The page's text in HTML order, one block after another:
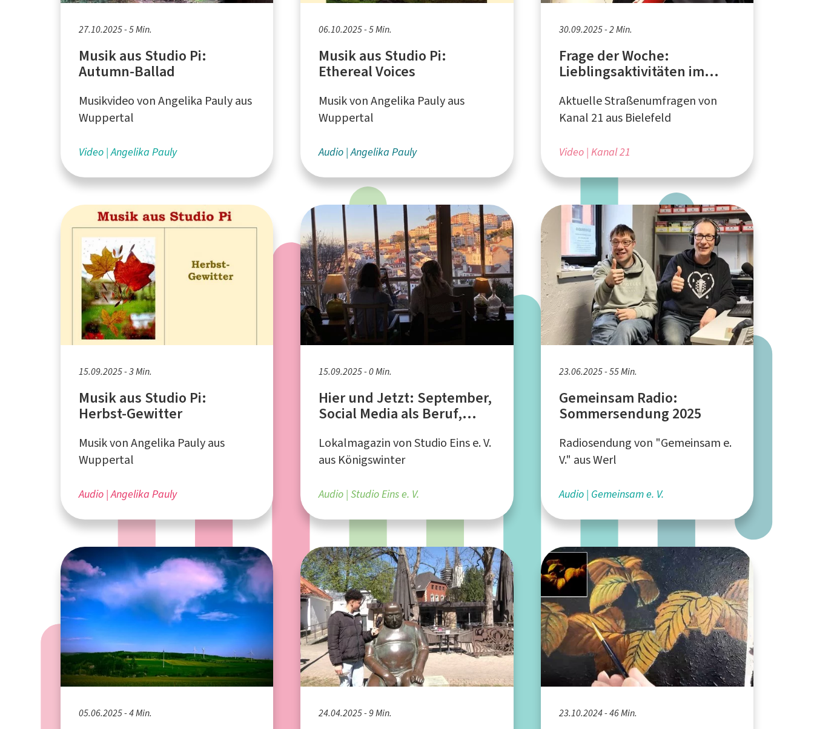
27.10.2025 - 5 Min.
Musik aus Studio Pi:
Autumn-Ballad
Musikvideo von Angelika Pauly aus
Wuppertal
Video Angelika Pauly
06.10.2025 - 5 Min.
Musik aus Studio Pi:
Ethereal Voices
Musik von Angelika Pauly aus
Wuppertal
Audio Angelika Pauly
30.09.2025 - 2 Min.
Frage der Woche:
Lieblingsaktivitäten im
Aktuelle Straßenumfragen von
Kanal 21 aus Bielefeld
Video Kanal 21
15.09.2025 - 3 Min.
Musik aus Studio Pi:
Herbst-Gewitter
Musik von Angelika Pauly aus
Wuppertal
Audio Angelika Pauly
15.09.2025 - 0 Min.
Hier und Jetzt: September,
Social Media als Beruf,
Lokalmagazin von Studio Eins e. V.
aus Königswinter
Audio Studio Eins e. V.
23.06.2025 - 55 Min.
Gemeinsam Radio:
Sommersendung 2025
Radiosendung von "Gemeinsam e.
V." aus Werl
Audio Gemeinsam e. V.
05.06.2025 - 4 Min. 24.04.2025 - 9 Min. 23.10.2024 - 46 Min.